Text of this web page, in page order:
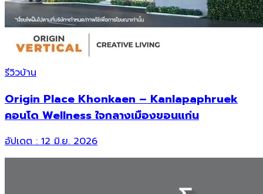
รีวิวบ้าน
Origin Place Khonkaen – Kanlapaphruek
คอนโด Wellness ใจกลางเมืองขอนแก่น
อัปเดต :12 มิ.ย. 2026